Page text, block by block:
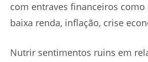
com entraves financeiros como
baixa renda, inflação, crise
Nutrir sentimentos ruins em